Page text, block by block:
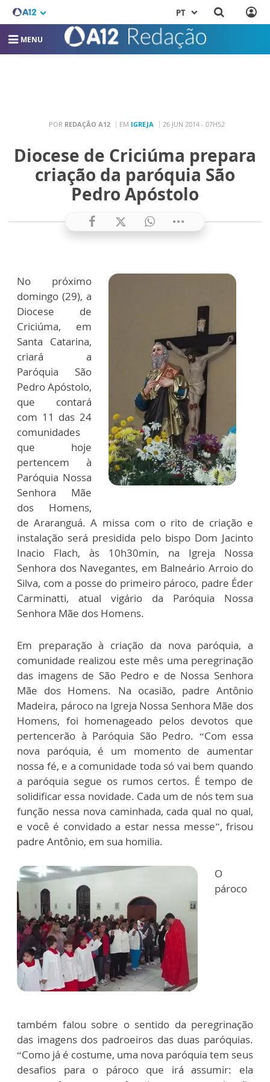
PT
MENU
POR REDAÇÃO A12 EM IGREJA 26 JUN 2014 - 07H52
Diocese de Criciúma prepara
criação da paróquia São
Pedro Apóstolo
No próximo
domingo (29), a
Diocese de
Criciúma, em
Santa Catarina,
criará a
Paróquia São
Pedro Apóstolo,
que contará
com 11 das 24
comunidades
que hoje
pertencem à
Paróquia Nossa
Senhora Mãe
dos Homens,
de Araranguá. A missa com o rito de criação e
instalação será presidida pelo bispo Dom Jacinto
Inacio Flach, às 10h30min, na Igreja Nossa
Senhora dos Navegantes, em Balneário Arroio do
Silva, com a posse do primeiro pároco, padre Éder
Carminatti, atual vigário da Paróquia Nossa
Senhora Mãe dos Homens.
Em preparação à criação da nova paróquia, a
comunidade realizou este mês uma peregrinação
das imagens de São Pedro e de Nossa Senhora
Mãe dos Homens. Na ocasião, padre Antônio
Madeira, pároco na Igreja Nossa Senhora Mãe dos
Homens, foi homenageado pelos devotos que
pertencerão à Paróquia São Pedro. “Com essa
nova paróquia, é um momento de aumentar
nossa fé, e a comunidade toda só vai bem quando
a paróquia segue os rumos certos. É tempo de
solidificar essa novidade. Cada um de nós tem sua
função nessa nova caminhada, cada qual no qual,
e você é convidado a estar nessa messe”, frisou
padre Antônio, em sua homilia.
O
pároco
também falou sobre o sentido da peregrinação
das imagens dos padroeiros das duas paróquias.
“Como já é costume, uma nova paróquia tem seus
desafios para o pároco que irá assumir: ela